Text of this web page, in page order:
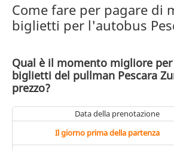
Come fare per pagare di
biglietti per l'autobus
Qual è il momento migliore
biglietti del pullman Pescara
prezzo?
Data della prenotazione
Il giorno prima della partenza